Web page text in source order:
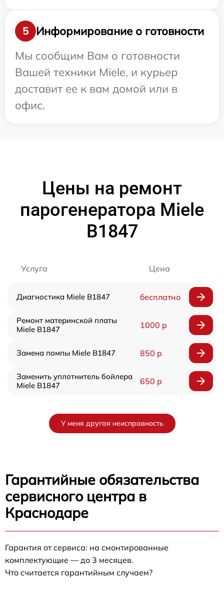
5
Информирование о готовности
Мы сообщим Вам о готовности
Вашей техники Miele, и курьер
доставит ее к вам домой или в
офис.
Цены на ремонт
парогенератора Miele
B1847
Услуга Цена
Диагностика Miele B1847 бесплатно
Ремонт материнской платы
Miele B1847
1000 р
Замена помпы Miele B1847 850 р
Заменить уплотнитель бойлера
Miele B1847
650 р
У меня другая неисправность
Гарантийные обязательства
сервисного центра в
Краснодаре
Гарантия от сервиса: на смонтированные
комплектующие — до 3 месяцев.
Что считается гарантийным случаем?